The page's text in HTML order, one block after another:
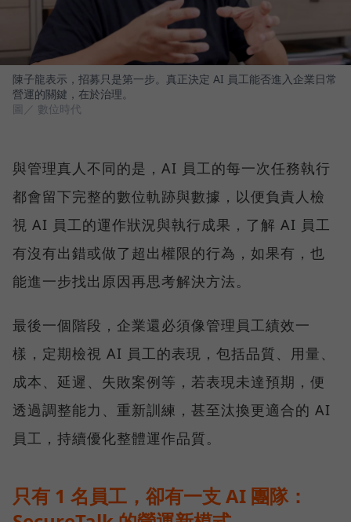
陳子龍表示，招募只是第一步。真正決定 AI 員工能否進入企業日常
營運的關鍵，在於治理。
圖／ 數位時代
與管理真人不同的是，AI 員工的每一次任務執行
都會留下完整的數位軌跡與數據，以便負責人檢
視 AI 員工的運作狀況與執行成果，了解 AI 員工
有沒有出錯或做了超出權限的行為，如果有，也
能進一步找出原因再思考解決方法。
最後一個階段，企業還必須像管理員工績效一
樣，定期檢視 AI 員工的表現，包括品質、用量、
成本、延遲、失敗案例等，若表現未達預期，便
透過調整能力、重新訓練，甚至汰換更適合的 AI
員工，持續優化整體運作品質。
只有 1 名員工，卻有一支 AI 團隊：